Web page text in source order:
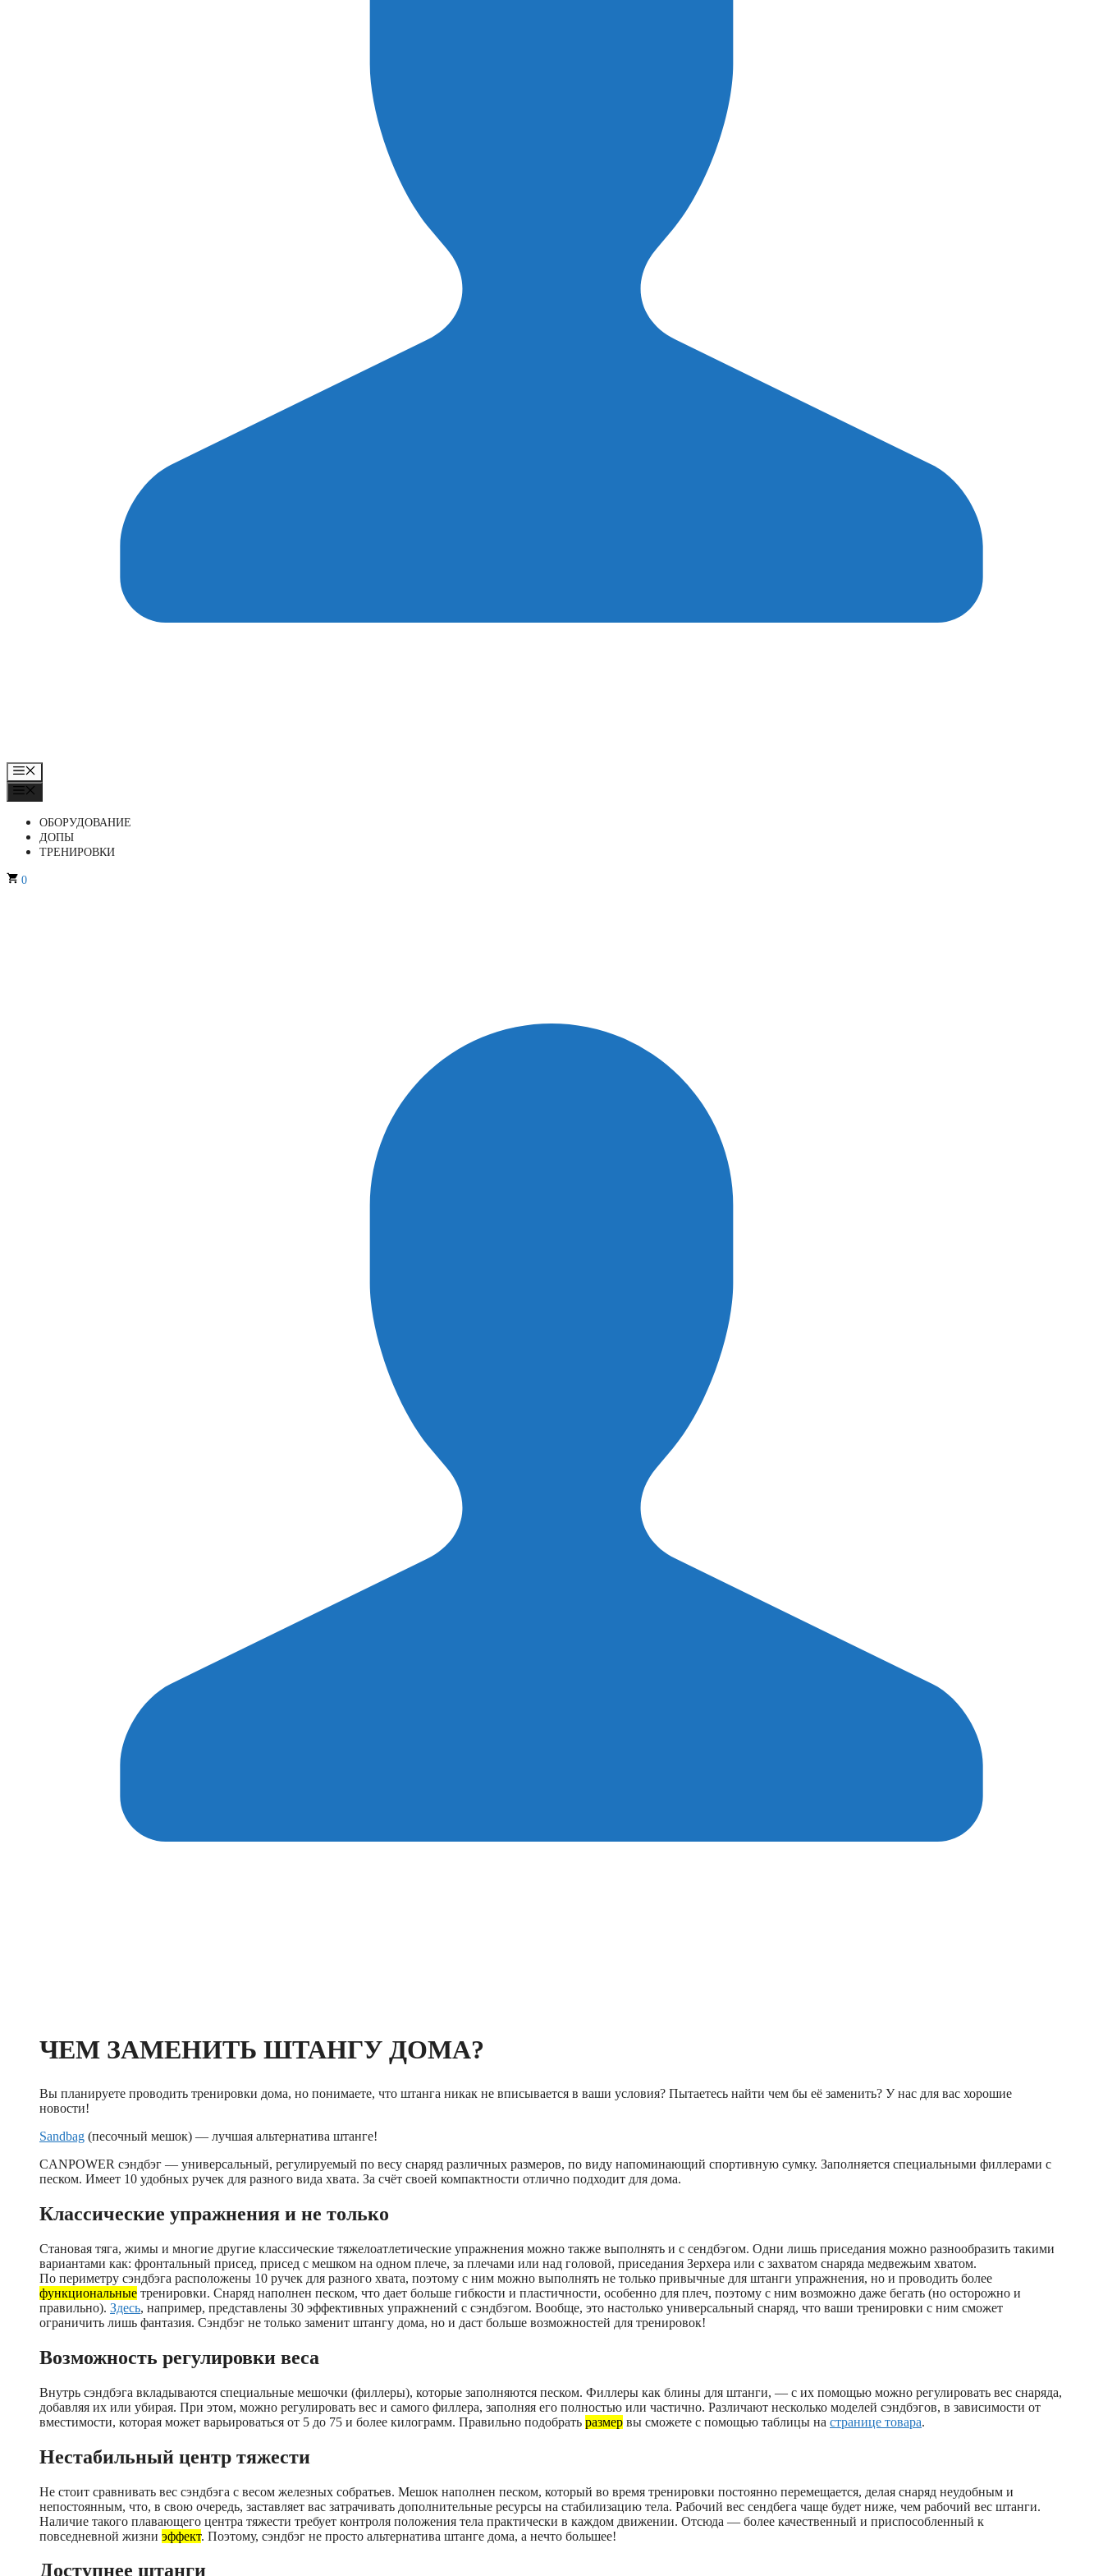
ОБОРУДОВАНИЕ
ДОПЫ
ТРЕНИРОВКИ
0
ЧЕМ ЗАМЕНИТЬ ШТАНГУ ДОМА?
Вы планируете проводить тренировки дома, но понимаете, что штанга никак не вписывается в ваши условия? Пытаетесь найти чем бы её заменить? У нас для вас хорошие
новости!
Sandbag (песочный мешок) — лучшая альтернатива штанге!
CANPOWER сэндбэг — универсальный, регулируемый по весу снаряд различных размеров, по виду напоминающий спортивную сумку. Заполняется специальными филлерами с
песком. Имеет 10 удобных ручек для разного вида хвата. За счёт своей компактности отлично подходит для дома.
Классические упражнения и не только
Становая тяга, жимы и многие другие классические тяжелоатлетические упражнения можно также выполнять и с сендбэгом. Одни лишь приседания можно разнообразить такими
вариантами как: фронтальный присед, присед с мешком на одном плече, за плечами или над головой, приседания Зерхера или с захватом снаряда медвежьим хватом.
По периметру сэндбэга расположены 10 ручек для разного хвата, поэтому с ним можно выполнять не только привычные для штанги упражнения, но и проводить более
функциональные тренировки. Снаряд наполнен песком, что дает больше гибкости и пластичности, особенно для плеч, поэтому с ним возможно даже бегать (но осторожно и
правильно). Здесь, например, представлены 30 эффективных упражнений с сэндбэгом. Вообще, это настолько универсальный снаряд, что ваши тренировки с ним сможет
ограничить лишь фантазия. Сэндбэг не только заменит штангу дома, но и даст больше возможностей для тренировок!
Возможность регулировки веса
Внутрь сэндбэга вкладываются специальные мешочки (филлеры), которые заполняются песком. Филлеры как блины для штанги, — с их помощью можно регулировать вес снаряда,
добавляя их или убирая. При этом, можно регулировать вес и самого филлера, заполняя его полностью или частично. Различают несколько моделей сэндбэгов, в зависимости от
вместимости, которая может варьироваться от 5 до 75 и более килограмм. Правильно подобрать размер вы сможете с помощью таблицы на странице товара.
Нестабильный центр тяжести
Не стоит сравнивать вес сэндбэга с весом железных собратьев. Мешок наполнен песком, который во время тренировки постоянно перемещается, делая снаряд неудобным и
непостоянным, что, в свою очередь, заставляет вас затрачивать дополнительные ресурсы на стабилизацию тела. Рабочий вес сендбега чаще будет ниже, чем рабочий вес штанги.
Наличие такого плавающего центра тяжести требует контроля положения тела практически в каждом движении. Отсюда — более качественный и приспособленный к
повседневной жизни эффект. Поэтому, сэндбэг не просто альтернатива штанге дома, а нечто большее!
Доступнее штанги